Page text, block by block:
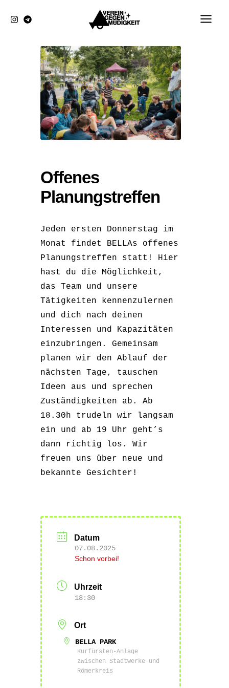
Inhalt
springen
Offenes
Planungstreffen
Jeden ersten Donnerstag im
Monat findet BELLAs offenes
Planungstreffen statt! Hier
hast du die Möglichkeit,
das Team und unsere
Tätigkeiten kennenzulernen
und dich nach deinen
Interessen und Kapazitäten
einzubringen. Gemeinsam
planen wir den Ablauf der
nächsten Tage, tauschen
Ideen aus und sprechen
Zuständigkeiten ab. Ab
18.30h trudeln wir langsam
ein und ab 19 Uhr geht’s
dann richtig los. Wir
freuen uns über neue und
bekannte Gesichter!
Datum
07.08.2025
Schon vorbei!
Uhrzeit
18:30
Ort
BELLA PARK
Kurfürsten-Anlage
zwischen Stadtwerke und
Römerkreis